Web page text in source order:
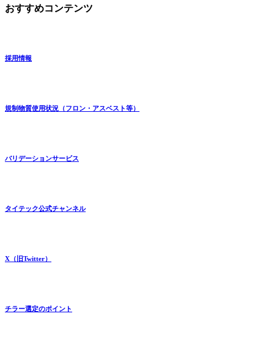
おすすめコンテンツ
採用情報
規制物質使用状況（フロン・アスベスト等）
バリデーションサービス
タイテック公式チャンネル
X（旧Twitter）
チラー選定のポイント